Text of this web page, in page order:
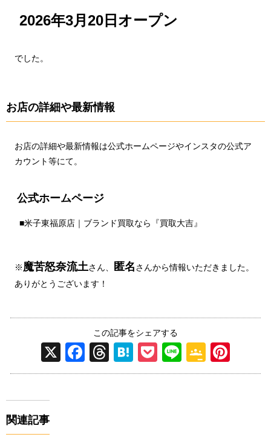
2026年3月20日オープン
でした。
お店の詳細や最新情報
お店の詳細や最新情報は公式ホームページやインスタの公式ア
カウント等にて。
公式ホームページ
■米子東福原店｜ブランド買取なら『買取大吉』
※魔苦怒奈流土さん、 匿名さんから情報いただきました。
ありがとうございます！
この記事をシェアする
X F
a
T
hr
H
at
P
o
Li
n
G
o nt
関連記事